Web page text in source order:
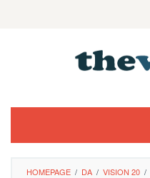
HOMEPAGE / DA / VISION 20 /